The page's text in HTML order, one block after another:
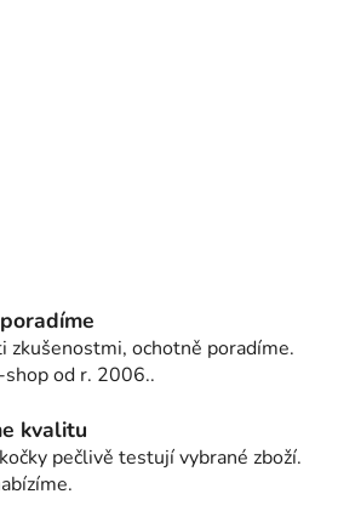
zkušenostmi, ochotně poradíme.
shop od r. 2006..
kvalitu
pečlivě testují vybrané zboží.